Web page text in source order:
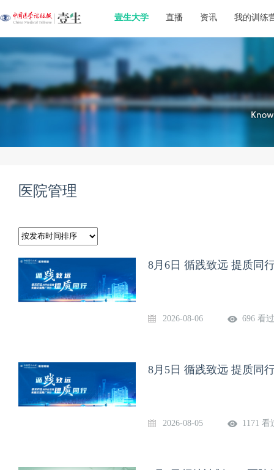
壹生大学 直播 资讯 我的训练
医院管理
8月6日 循践致远 提质同
2026-08-06 696 看过
8月5日 循践致远 提质同
2026-08-05 1171 看